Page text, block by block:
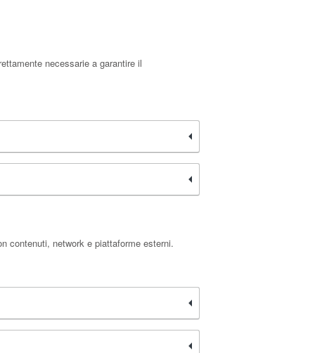
necessarie a garantire il
contenuti, network e piattaforme esterni.